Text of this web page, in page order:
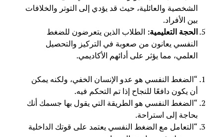
الشخصية والعائلية، حيث قد يؤدي إلى التوتر والخلافات
بين الأفراد.
الحجة التعليمية: الطلاب الذين يتعرضون للضغط
النفسي يعانون من صعوبة في التركيز والتحصيل
العلمي، مما يؤثر على أدائهم الأكاديمي.
“الضغط النفسي هو عدو الإنسان الخفي، ولكنه يمكن
أن يكون دافعًا للنجاح إذا تم التحكم فيه.
“الضغط النفسي هو الطريقة التي يقول بها جسمك أنك
بحاجة إلى استراحة.
“التعامل مع الضغط النفسي يعتمد على قوتك الداخلية